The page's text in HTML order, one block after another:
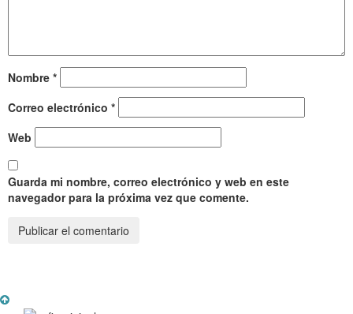
Nombre *
Correo electrónico *
Web
Guarda mi nombre, correo electrónico y web en este
navegador para la próxima vez que comente.